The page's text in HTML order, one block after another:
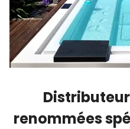
renommées